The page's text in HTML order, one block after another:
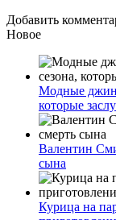
Добавить
Новое
Модные
которые
Валентин
сына
Курица на